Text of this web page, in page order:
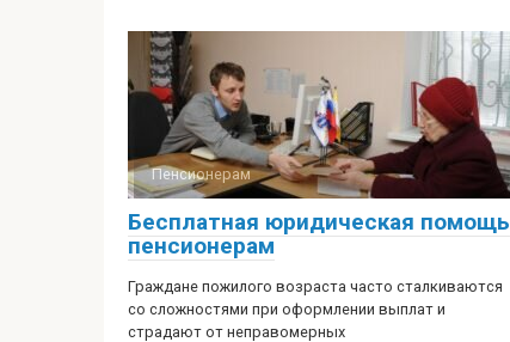
Пенсионерам
Бесплатная юридическая помощь
пенсионерам
Граждане пожилого возраста часто сталкиваются
со сложностями при оформлении выплат и
страдают от неправомерных